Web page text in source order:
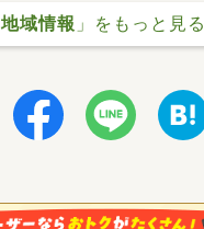
地域情報 」をもっと見る